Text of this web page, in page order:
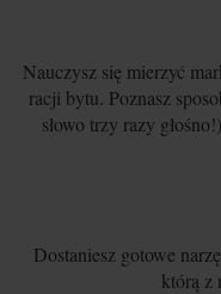
Nauczysz się mierzyć
racji bytu. Poznasz
słowo trzy razy
Dostaniesz gotowe
którą z